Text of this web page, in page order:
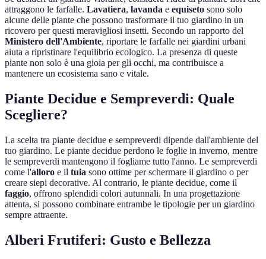
attraggono le farfalle. Lavatiera, lavanda e equiseto sono solo
alcune delle piante che possono trasformare il tuo giardino in un
ricovero per questi meravigliosi insetti. Secondo un rapporto del
Ministero dell'Ambiente, riportare le farfalle nei giardini urbani
aiuta a ripristinare l'equilibrio ecologico. La presenza di queste
piante non solo è una gioia per gli occhi, ma contribuisce a
mantenere un ecosistema sano e vitale.
Piante Decidue e Sempreverdi: Quale
Scegliere?
La scelta tra piante decidue e sempreverdi dipende dall'ambiente del
tuo giardino. Le piante decidue perdono le foglie in inverno, mentre
le sempreverdi mantengono il fogliame tutto l'anno. Le sempreverdi
come l'alloro e il tuia sono ottime per schermare il giardino o per
creare siepi decorative. Al contrario, le piante decidue, come il
faggio, offrono splendidi colori autunnali. In una progettazione
attenta, si possono combinare entrambe le tipologie per un giardino
sempre attraente.
Alberi Frutiferi: Gusto e Bellezza